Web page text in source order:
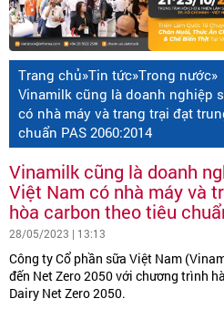
Trang chủ»Tin tức»Trong nước»
Vinamilk cũng là doanh nghiệp
có nhà máy và trang trại đạt
chuẩn PAS 2060:2014
Vinamilk cũng là doanh
Việt Nam có nhà máy và
hòa carbon theo tiêu
28/05/2023 | 13:13
Công ty Cổ phần sữa Việt Nam
đến Net Zero 2050 với chương trình
Dairy Net Zero 2050.